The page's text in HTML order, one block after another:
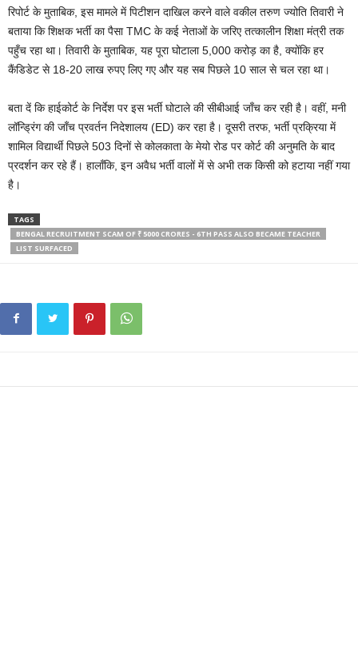
रिपोर्ट के मुताबिक, इस मामले में पिटीशन दाखिल करने वाले वकील तरुण ज्योति तिवारी ने
बताया कि शिक्षक भर्ती का पैसा TMC के कई नेताओं के जरिए तत्कालीन शिक्षा मंत्री तक
पहुँच रहा था। तिवारी के मुताबिक, यह पूरा घोटाला 5,000 करोड़ का है, क्योंकि हर
कैंडिडेट से 18-20 लाख रुपए लिए गए और यह सब पिछले 10 साल से चल रहा था।
बता दें कि हाईकोर्ट के निर्देश पर इस भर्ती घोटाले की सीबीआई जाँच कर रही है। वहीं, मनी
लॉन्ड्रिंग की जाँच प्रवर्तन निदेशालय (ED) कर रहा है। दूसरी तरफ, भर्ती प्रक्रिया में
शामिल विद्यार्थी पिछले 503 दिनों से कोलकाता के मेयो रोड पर कोर्ट की अनुमति के बाद
प्रदर्शन कर रहे हैं। हालाँकि, इन अवैध भर्ती वालों में से अभी तक किसी को हटाया नहीं गया
है।
TAGS
BENGAL RECRUITMENT SCAM OF ₹ 5000 CRORES - 6TH PASS ALSO BECAME TEACHER
LIST SURFACED